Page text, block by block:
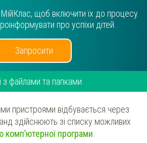
МійКлас, щоб включити їх до процесу
про успіхи дітей.
Запросити
з файлами та папками
пристроями відбувається через
здійснюють зі списку можливих
комп’ютерної програми.